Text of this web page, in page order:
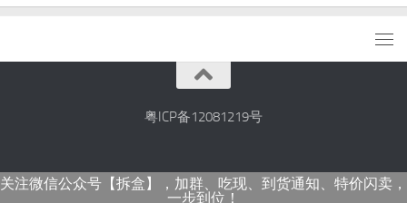
粤ICP备12081219号
关注微信公众号【拆盒】，加群、吃现、到货通知、特价闪卖，
一步到位！